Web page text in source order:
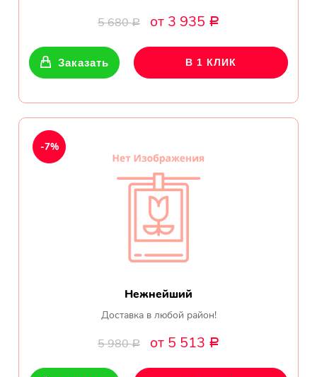
5 680Р от 3 935 Р
Заказать В 1 КЛИК
Нежнейший
Доставка в любой район!
5 980Р от 5 513 Р
-7%